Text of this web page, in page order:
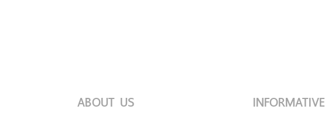
ABOUT US INFORMATIVE